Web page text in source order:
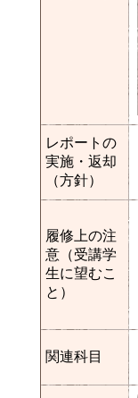
レポートの
実施・返却
（方針）
履修上の注
意（受講学
生に望むこ
と）
関連科目